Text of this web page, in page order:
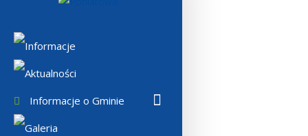
Informacje
Aktualności
Informacje o Gminie
Galeria